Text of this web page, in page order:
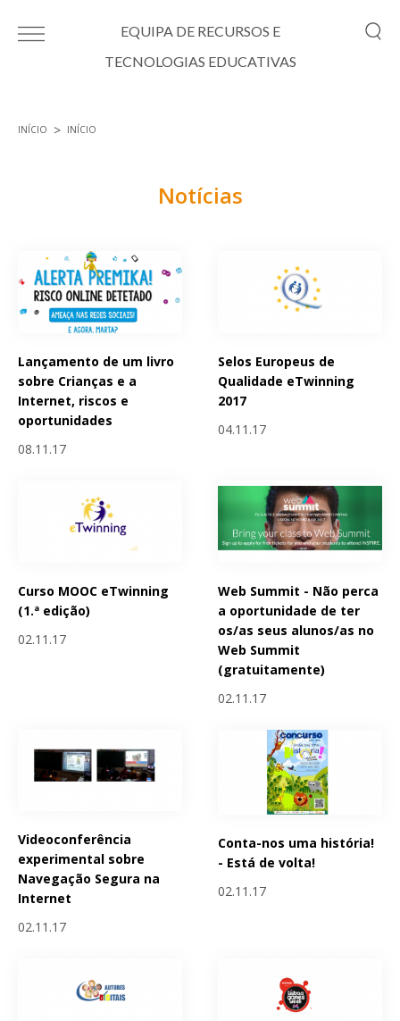
EQUIPA DE RECURSOS E
TECNOLOGIAS EDUCATIVAS
INÍCIO INÍCIO
Notícias
Lançamento de um livro
sobre Crianças e a
Internet, riscos e
oportunidades
08.11.17
Selos Europeus de
Qualidade eTwinning
2017
04.11.17
Curso MOOC eTwinning
(1.ª edição)
02.11.17
Web Summit - Não perca
a oportunidade de ter
os/as seus alunos/as no
Web Summit
(gratuitamente)
02.11.17
Videoconferência
experimental sobre
Navegação Segura na
Internet
02.11.17
Conta-nos uma história!
- Está de volta!
02.11.17
Páginas